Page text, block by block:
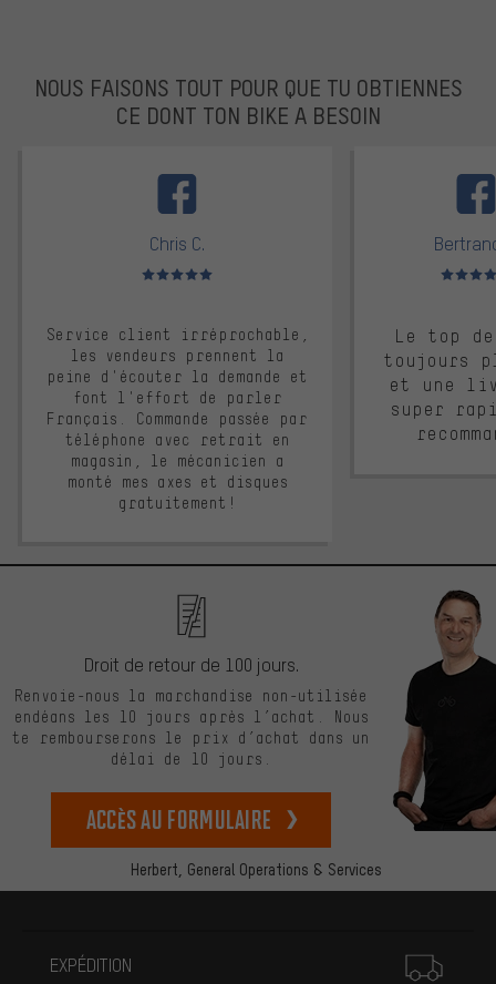
NOUS FAISONS TOUT POUR QUE TU OBTIENNES
CE DONT TON BIKE A BESOIN
Chris C.
Note moyenne : 5 sur 5
Service client irréprochable,
les vendeurs prennent la
peine d'écouter la demande et
font l'effort de parler
Français. Commande passée par
téléphone avec retrait en
magasin, le mécanicien a
monté mes axes et disques
gratuitement!
Note
Le top
toujours
et une
super
Herbert, General Operations & Services
Droit de retour de 100 jours.
Renvoie-nous la marchandise non-utilisée
endéans les 10 jours après l’achat. Nous
te rembourserons le prix d’achat dans un
délai de 10 jours.
Accès au formulaire
EXPÉDITION